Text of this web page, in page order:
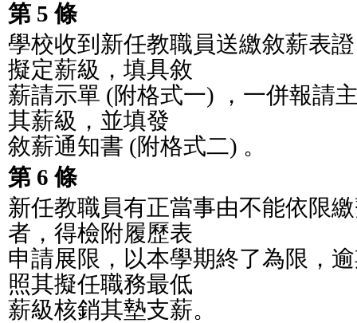
第 5 條
學校收到新任教職員送繳敘薪表
擬定薪級，填具敘
薪請示單 (附格式一) ，一併報請
其薪級，並填發
敘薪通知書 (附格式二) 。
第 6 條
新任教職員有正當事由不能依限
者，得檢附履歷表
申請展限，以本學期終了為限，
照其擬任職務最低
薪級核銷其墊支薪。